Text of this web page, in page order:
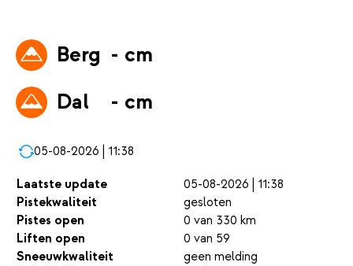
Berg - cm
Dal
- cm
05-08-2026 | 11:38
Laatste update
05-08-2026 | 11:38
Pistekwaliteit
gesloten
Pistes open
0 van 330 km
Liften open
0 van 59
Sneeuwkwaliteit
geen melding